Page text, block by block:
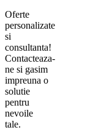
Oferte
personalizate
si
consultanta!
Contacteaza-
ne si gasim
impreuna o
solutie
pentru
nevoile
tale.